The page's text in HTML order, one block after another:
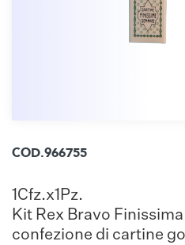
COD.966755
1Cfz.x1Pz.
Kit Rex Bravo
confezione di cartine